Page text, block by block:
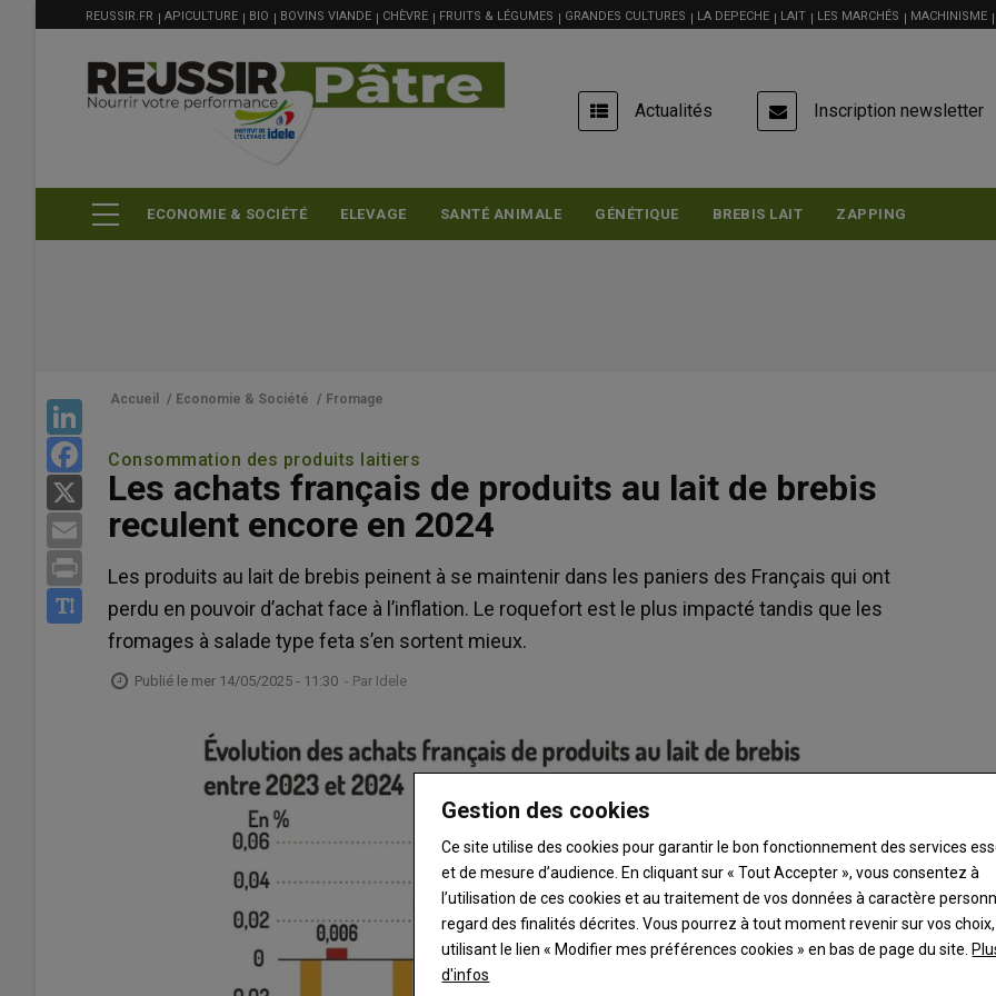
contenu
MENU
FILIÈRE
REUSSIR.FR APICULTURE BIO BOVINS VIANDE CHÈVRE FRUITS & LÉGUMES GRANDES CULTURES LA DEPECHE LAIT LES MARCHÉS MACHINISME
USER
ACCOUNT
MENU
Actualités Inscription newsletter
ECONOMIE & SOCIÉTÉ ELEVAGE SANTÉ ANIMALE GÉNÉTIQUE BREBIS LAIT ZAPPING
Facebook
Email
Print
Accueil / Economie & Société / Fromage
Consommation des produits laitiers
Les achats français de produits au lait de brebis
reculent encore en 2024
Les produits au lait de brebis peinent à se maintenir dans les paniers des Français qui ont
perdu en pouvoir d’achat face à l’inflation. Le roquefort est le plus impacté tandis que les
fromages à salade type feta s’en sortent mieux.
Publié le mer 14/05/2025 - 11:30 - Par Idele
Gestion des cookies
Ce site utilise des cookies pour garantir le bon fonctionnement des services
et de mesure d’audience. En cliquant sur « Tout Accepter », vous consentez à
l’utilisation de ces cookies et au traitement de vos données à caractère
regard des finalités décrites. Vous pourrez à tout moment revenir sur vos
utilisant le lien « Modifier mes préférences cookies » en bas de page du site.
d'infos